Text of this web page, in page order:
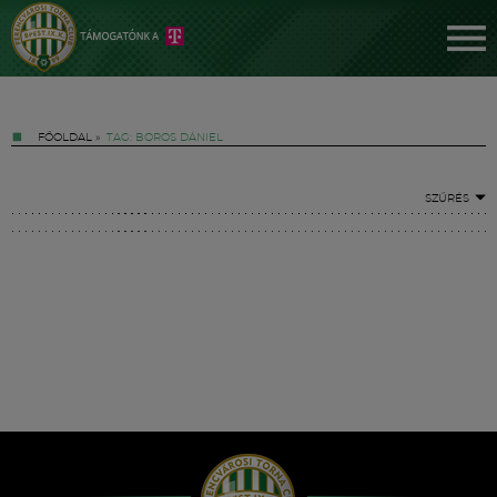
FŐOLDAL » TAG: BOROS DÁNIEL
SZŰRÉS
Hírek